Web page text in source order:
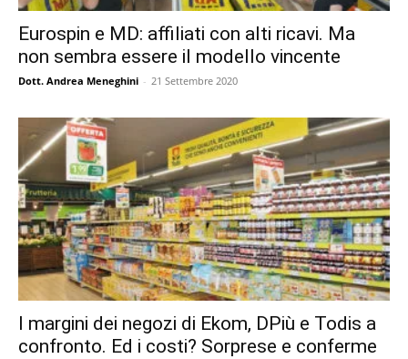
Eurospin e MD: affiliati con alti ricavi. Ma
non sembra essere il modello vincente
Dott. Andrea Meneghini - 21 Settembre 2020
I margini dei negozi di Ekom, DPiù e Todis a
confronto. Ed i costi? Sorprese e conferme